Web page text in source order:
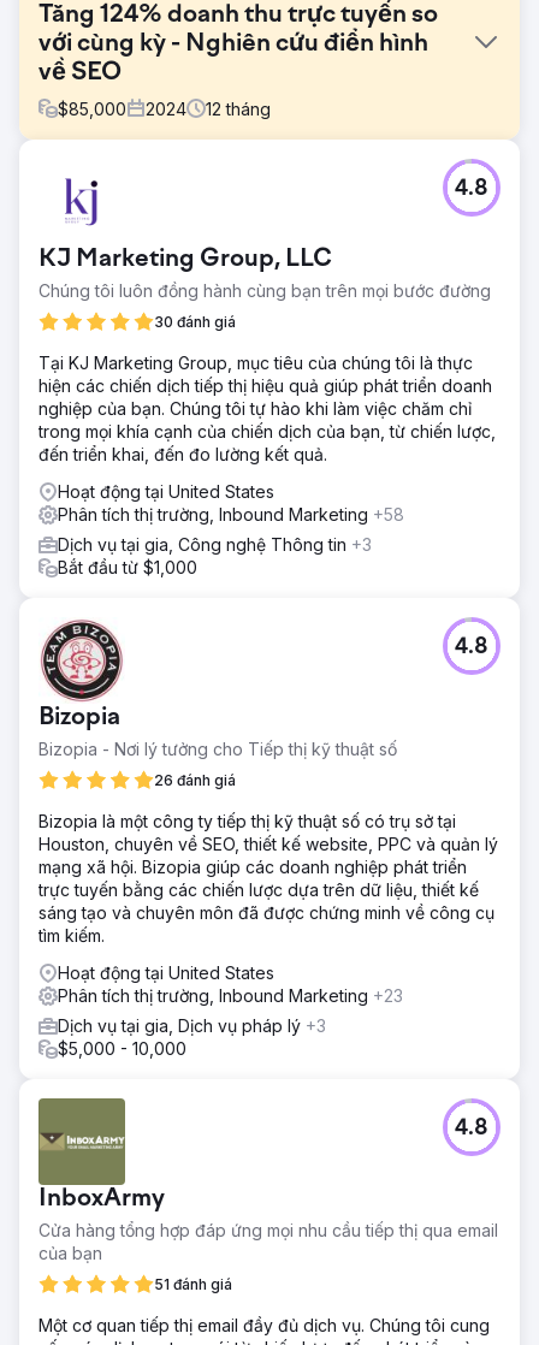
Tăng 124% doanh thu trực tuyến so
với cùng kỳ - Nghiên cứu điển hình
về SEO
$85,000 2024 12 tháng
Chợ bán lẻ đông đúc. Có nhiều kênh và người tiêu dùng
thường truy cập các trang thương mại điện tử tên tuổi lớn
bán lẻ của khách hàng, thách thức bán hàng trực tuyến
tiếp tục là một thách thức đáng kinh ngạc để tiếp cận cơ
sở khách hàng rộng hơn, đặc biệt là với người dùng cuối.
Khách hàng trước đây đã làm việc với một công ty khác về
SEO và cần ý kiến thứ hai. Điều đầu tiên chúng tôi làm là
kiểm tra toàn diện các nỗ lực tiếp thị và bán hàng của
công ty - mọi thứ từ kiểm tra trang web tự động và thủ
công đến phân tích đầy đủ đối thủ cạnh tranh. SEO, PPC,
Chiến lược Inbound & Thiết kế web.
Kết quả
Tăng trưởng bùng nổ! Chưa đầy một năm sau khi hợp tác
với Atomic, trang web của khách hàng đã từ một kênh
cập trang web tổng thể đã tăng 232%. Chúng tôi đã triển
khai các chiến lược tiếp thị qua email và PPC; giao dịch
tăng vọt thêm 97%.
Chuyển đến trang agency
KJ Marketing Group, LLC
Chúng tôi luôn đồng hành cùng bạn trên mọi bước đường
30 đánh giá
4.8
Tại KJ Marketing Group, mục tiêu của chúng tôi là thực
hiện các chiến dịch tiếp thị hiệu quả giúp phát triển doanh
nghiệp của bạn. Chúng tôi tự hào khi làm việc chăm chỉ
trong mọi khía cạnh của chiến dịch của bạn, từ chiến lược,
đến triển khai, đến đo lường kết quả.
Hoạt động tại United States
Phân tích thị trường, Inbound Marketing +58
Dịch vụ tại gia, Công nghệ Thông tin +3
Bắt đầu từ $1,000
Bizopia
Bizopia - Nơi lý tưởng cho Tiếp thị kỹ thuật số
26 đánh giá
4.8
Bizopia là một công ty tiếp thị kỹ thuật số có trụ sở tại
Houston, chuyên về SEO, thiết kế website, PPC và quản lý
mạng xã hội. Bizopia giúp các doanh nghiệp phát triển
trực tuyến bằng các chiến lược dựa trên dữ liệu, thiết kế
sáng tạo và chuyên môn đã được chứng minh về công cụ
tìm kiếm.
Hoạt động tại United States
Phân tích thị trường, Inbound Marketing +23
Dịch vụ tại gia, Dịch vụ pháp lý +3
$5,000 - 10,000
InboxArmy
Cửa hàng tổng hợp đáp ứng mọi nhu cầu tiếp thị qua email
của bạn
51 đánh giá
4.8
Một cơ quan tiếp thị email đầy đủ dịch vụ. Chúng tôi cung